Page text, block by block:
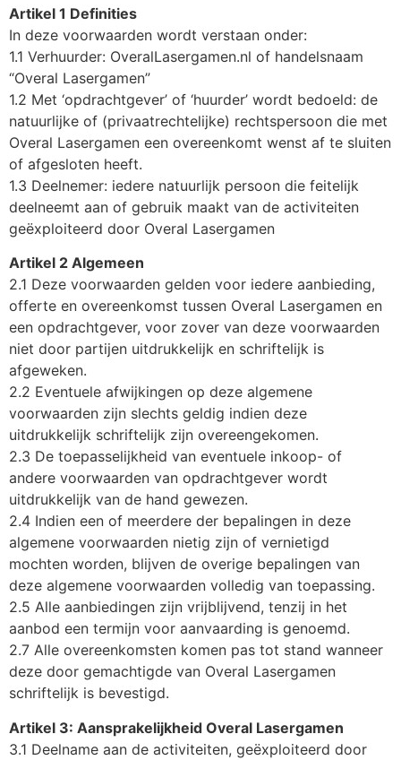
Artikel 1 Definities
In deze voorwaarden wordt verstaan onder:
1.1 Verhuurder: OveralLasergamen.nl of handelsnaam
“Overal Lasergamen”
1.2 Met ‘opdrachtgever’ of ‘huurder’ wordt bedoeld: de
natuurlijke of (privaatrechtelijke) rechtspersoon die met
Overal Lasergamen een overeenkomt wenst af te sluiten
of afgesloten heeft.
1.3 Deelnemer: iedere natuurlijk persoon die feitelijk
deelneemt aan of gebruik maakt van de activiteiten
geëxploiteerd door Overal Lasergamen
Artikel 2 Algemeen
2.1 Deze voorwaarden gelden voor iedere aanbieding,
offerte en overeenkomst tussen Overal Lasergamen en
een opdrachtgever, voor zover van deze voorwaarden
niet door partijen uitdrukkelijk en schriftelijk is
afgeweken.
2.2 Eventuele afwijkingen op deze algemene
voorwaarden zijn slechts geldig indien deze
uitdrukkelijk schriftelijk zijn overeengekomen.
2.3 De toepasselijkheid van eventuele inkoop- of
andere voorwaarden van opdrachtgever wordt
uitdrukkelijk van de hand gewezen.
2.4 Indien een of meerdere der bepalingen in deze
algemene voorwaarden nietig zijn of vernietigd
mochten worden, blijven de overige bepalingen van
deze algemene voorwaarden volledig van toepassing.
2.5 Alle aanbiedingen zijn vrijblijvend, tenzij in het
aanbod een termijn voor aanvaarding is genoemd.
2.7 Alle overeenkomsten komen pas tot stand wanneer
deze door gemachtigde van Overal Lasergamen
schriftelijk is bevestigd.
Artikel 3: Aansprakelijkheid Overal Lasergamen
3.1 Deelname aan de activiteiten, geëxploiteerd door